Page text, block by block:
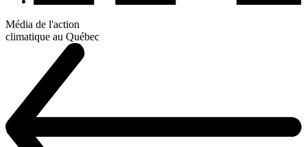
Média de l'action
climatique au Québec